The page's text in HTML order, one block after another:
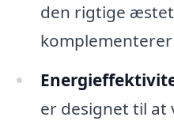
den rigtige
er designet til